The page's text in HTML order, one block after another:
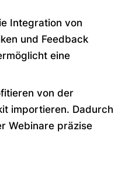
Integration von
und Feedback
eine
von der
importieren. Dadurch
Webinare präzise